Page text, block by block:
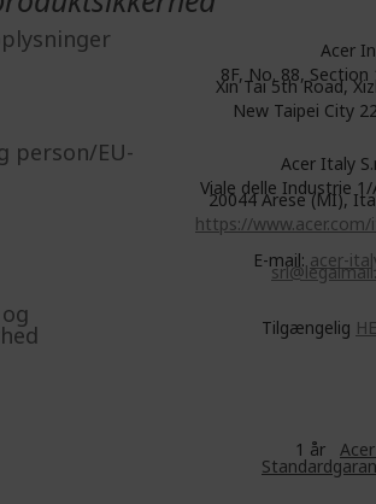
Acer
8F, No. 88, Section
Xin Tai 5th Road,
New Taipei City
person/EU-
Acer Italy
Viale delle Industrie 1/
20044 Arese (MI),
https://
E-mail:acer-
Tilgængelig
1 år